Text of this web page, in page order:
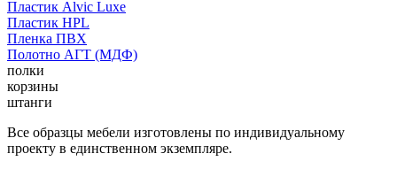
Пластик Alvic Luxe
Пластик HPL
Пленка ПВХ
Полотно АГТ (МДФ)
полки
корзины
штанги
Все образцы мебели изготовлены по индивидуальному
проекту в единственном экземпляре.